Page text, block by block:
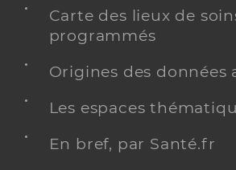
Carte des lieux de
programmés
Origines des données
Les espaces
En bref, par Santé.fr